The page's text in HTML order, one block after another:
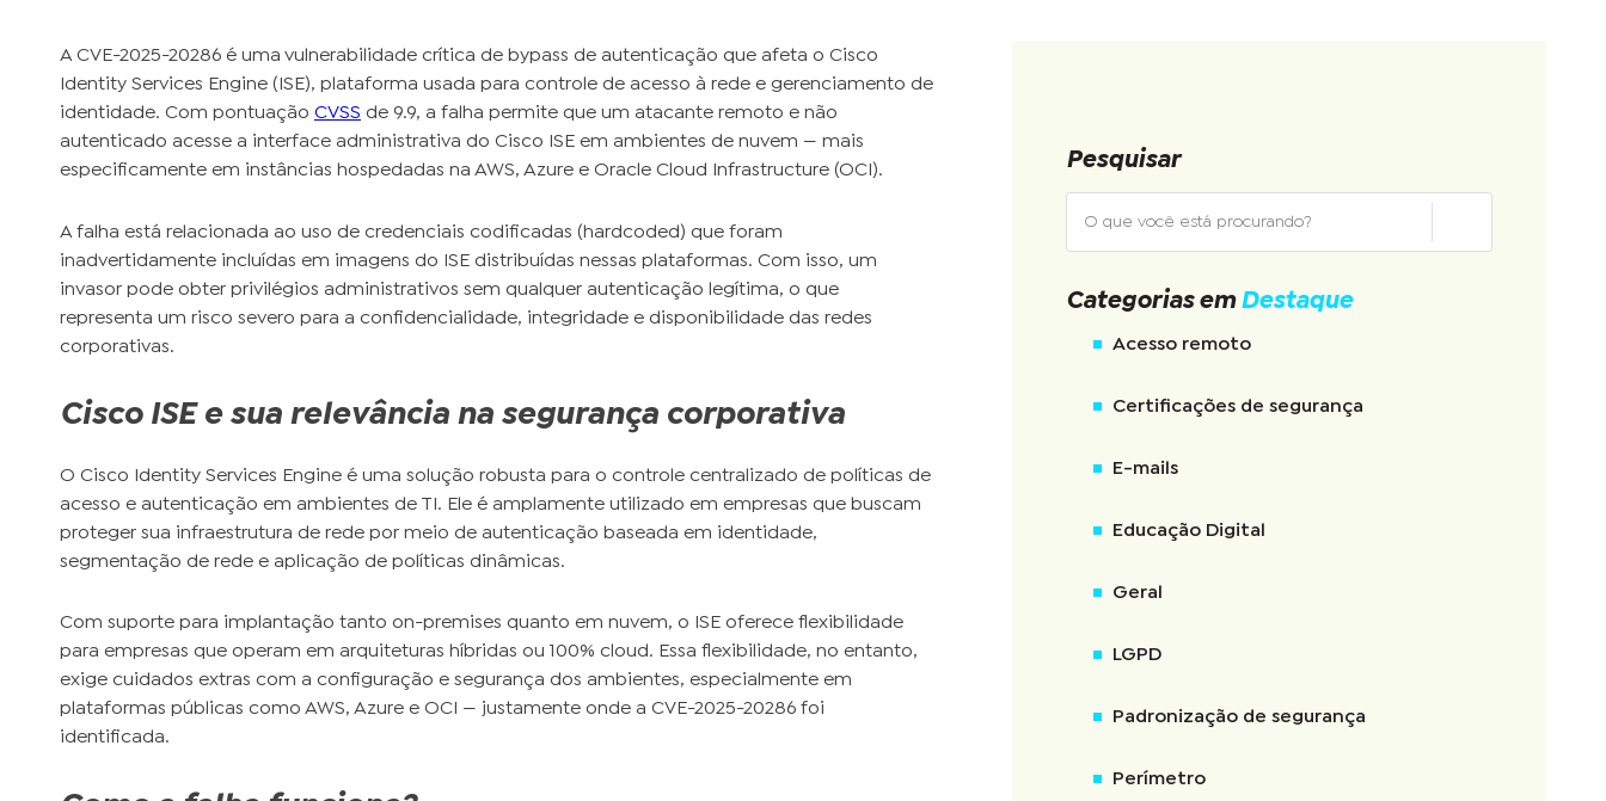
A CVE-2025-20286 é uma vulnerabilidade crítica de bypass de autenticação que afeta o Cisco
Identity Services Engine (ISE), plataforma usada para controle de acesso à rede e gerenciamento de
identidade. Com pontuação CVSS de 9.9, a falha permite que um atacante remoto e não
autenticado acesse a interface administrativa do Cisco ISE em ambientes de nuvem — mais
especificamente em instâncias hospedadas na AWS, Azure e Oracle Cloud Infrastructure (OCI).
A falha está relacionada ao uso de credenciais codificadas (hardcoded) que foram
inadvertidamente incluídas em imagens do ISE distribuídas nessas plataformas. Com isso, um
invasor pode obter privilégios administrativos sem qualquer autenticação legítima, o que
representa um risco severo para a confidencialidade, integridade e disponibilidade das redes
corporativas.
Cisco ISE e sua relevância na segurança corporativa
O Cisco Identity Services Engine é uma solução robusta para o controle centralizado de políticas de
acesso e autenticação em ambientes de TI. Ele é amplamente utilizado em empresas que buscam
proteger sua infraestrutura de rede por meio de autenticação baseada em identidade,
segmentação de rede e aplicação de políticas dinâmicas.
Com suporte para implantação tanto on-premises quanto em nuvem, o ISE oferece flexibilidade
para empresas que operam em arquiteturas híbridas ou 100% cloud. Essa flexibilidade, no entanto,
exige cuidados extras com a configuração e segurança dos ambientes, especialmente em
plataformas públicas como AWS, Azure e OCI — justamente onde a CVE-2025-20286 foi
identificada.
Pesquisar
Categorias em Destaque
Acesso remoto
Certificações de segurança
E-mails
Educação Digital
Geral
LGPD
Padronização de segurança
Perímetro